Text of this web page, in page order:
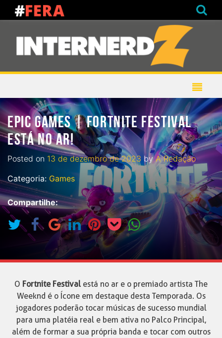
EPIC GAMES | FORTNITE FESTIVAL
ESTÁ NO AR!
Posted on 13 de dezembro de 2023byA Redação
Categoria: Games
Compartilhe:
O Fortnite Festival está no ar e o premiado artista The
Weeknd é o Ícone em destaque desta Temporada. Os
jogadores poderão tocar músicas de sucesso mundial
para uma platéia real e bem ativa no Palco Principal,
além de formar a sua própria banda e tocar com outros